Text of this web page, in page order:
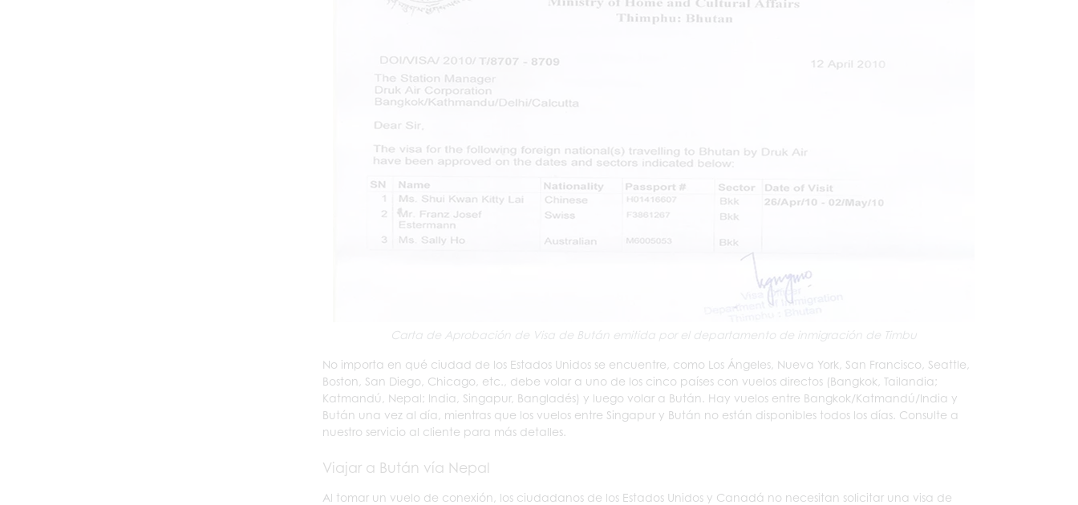
Carta de Aprobación de Visa de Bután emitida por el departamento de inmigración de Timbu
No importa en qué ciudad de los Estados Unidos se encuentre, como Los Ángeles, Nueva York, San Francisco, Seattle,
Boston, San Diego, Chicago, etc., debe volar a uno de los cinco países con vuelos directos (Bangkok, Tailandia;
Katmandú, Nepal; India, Singapur, Bangladés) y luego volar a Bután. Hay vuelos entre Bangkok/Katmandú/India y
Bután una vez al día, mientras que los vuelos entre Singapur y Bután no están disponibles todos los días. Consulte a
nuestro servicio al cliente para más detalles.
Viajar a Bután vía Nepal
Al tomar un vuelo de conexión, los ciudadanos de los Estados Unidos y Canadá no necesitan solicitar una visa de